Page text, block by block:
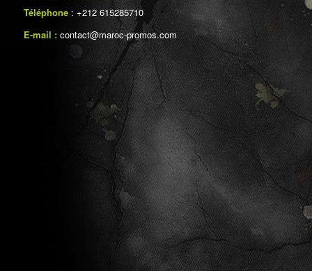
Téléphone : +212 615285710
E-mail : contact@maroc-promos.com